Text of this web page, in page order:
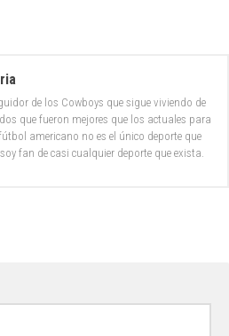
de los Cowboys que sigue viviendo de
que fueron mejores que los actuales para
americano no es el único deporte que
fan de casi cualquier deporte que exista.